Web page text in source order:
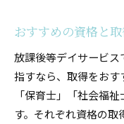
おすすめの資格と
放課後等デイサービ
指すなら、取得をおす
「保育士」「社会福
す。それぞれ資格の